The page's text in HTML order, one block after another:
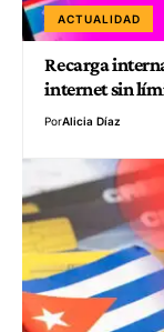
ACTUALIDAD
Recarga
internet sin
PorAlicia Díaz